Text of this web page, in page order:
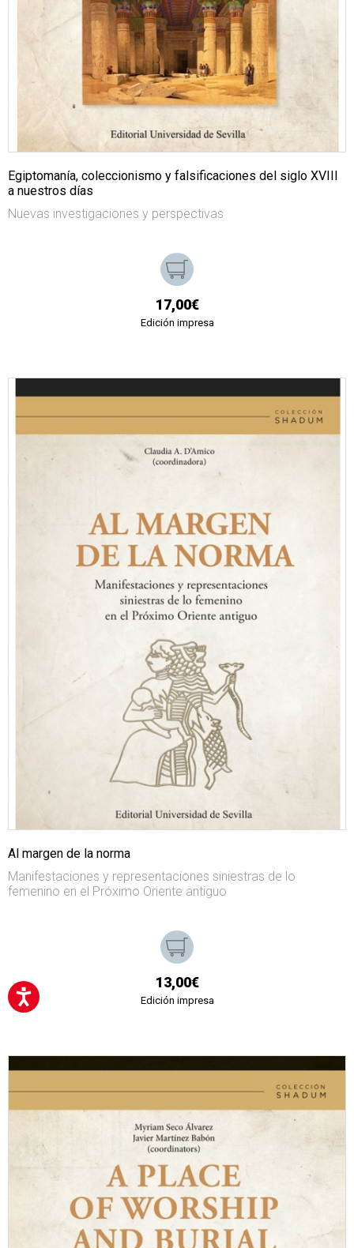
Egiptomanía, coleccionismo y falsificaciones del siglo XVIII
a nuestros días
Nuevas investigaciones y perspectivas
17,00€
Edición impresa
Al margen de la norma
Manifestaciones y representaciones siniestras de lo
femenino en el Próximo Oriente antiguo
13,00€
Edición impresa